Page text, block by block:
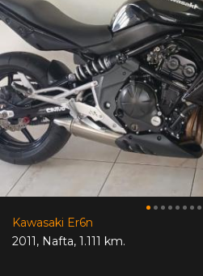
Kawasaki Er6n
2011, Nafta, 1.111 km.